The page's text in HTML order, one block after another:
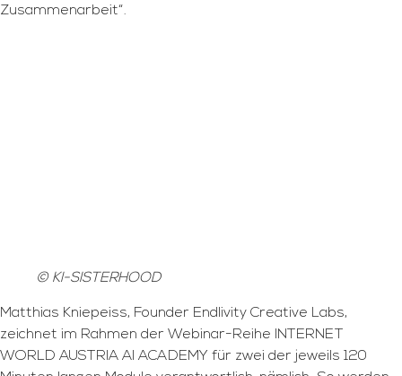
Zusammenarbeit“.
© KI-SISTERHOOD
Matthias Kniepeiss, Founder Endlivity Creative Labs,
zeichnet im Rahmen der Webinar-Reihe INTERNET
WORLD AUSTRIA AI ACADEMY für zwei der jeweils 120